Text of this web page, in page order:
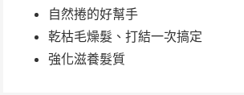
自然捲的好幫手
乾枯毛燥髮、打結一次搞定
強化滋養髮質